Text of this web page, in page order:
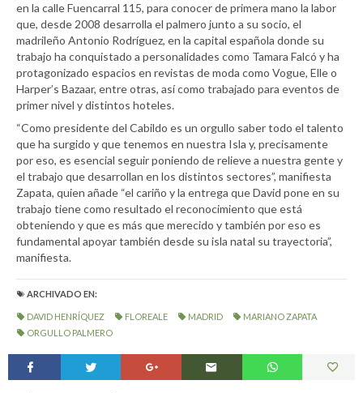
en la calle Fuencarral 115, para conocer de primera mano la labor
que, desde 2008 desarrolla el palmero junto a su socio, el
madrileño Antonio Rodríguez, en la capital española donde su
trabajo ha conquistado a personalidades como Tamara Falcó y ha
protagonizado espacios en revistas de moda como Vogue, Elle o
Harper’s Bazaar, entre otras, así como trabajado para eventos de
primer nivel y distintos hoteles.
“Como presidente del Cabildo es un orgullo saber todo el talento
que ha surgido y que tenemos en nuestra Isla y, precisamente
por eso, es esencial seguir poniendo de relieve a nuestra gente y
el trabajo que desarrollan en los distintos sectores”, manifiesta
Zapata, quien añade “el cariño y la entrega que David pone en su
trabajo tiene como resultado el reconocimiento que está
obteniendo y que es más que merecido y también por eso es
fundamental apoyar también desde su isla natal su trayectoria”,
manifiesta.
ARCHIVADO EN:
DAVID HENRÍQUEZ FLOREALE MADRID
MARIANO ZAPATA
ORGULLO PALMERO